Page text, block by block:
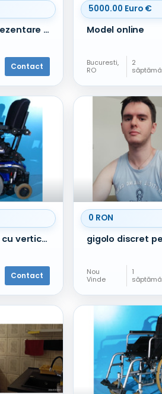
Asistenta si reprezentare juridica
Contact
5000.00 Euro €
Model online
Bucuresti,
RO
Promoteri
2
săptămâ
urmă
Carucior electric cu verticalizare Levo C3 - 10 km/h
Contact
0 RON
Nou
Vinde
1
săptămâ
urmă